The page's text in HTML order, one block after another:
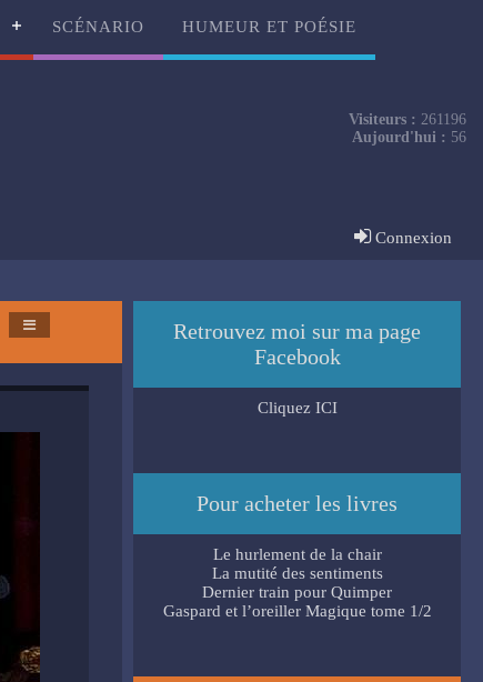
SCÉNARIO HUMEUR ET POÉSIE
Connexion
Visiteurs : 261196
Aujourd'hui : 56
Retrouvez moi sur ma page
Facebook
Cliquez ICI
Pour acheter les livres
Le hurlement de la chair
La mutité des sentiments
Dernier train pour Quimper
Gaspard et l’oreiller Magique tome 1/2